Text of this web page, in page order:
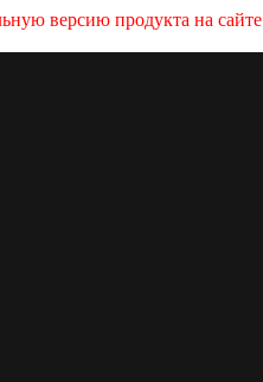
версию продукта на сайте